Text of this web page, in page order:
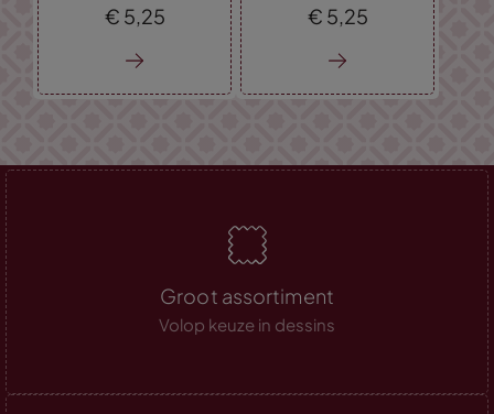
€ 5,25
€ 5,25
Groot assortiment
Volop keuze in dessins